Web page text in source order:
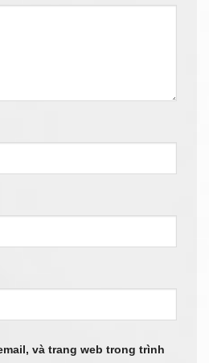
và trang web trong trình